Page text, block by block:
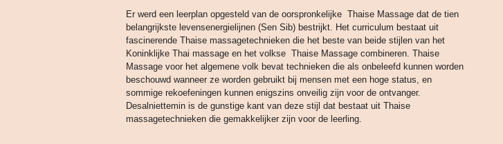
Er werd een leerplan opgesteld van de oorspronkelijke Thaise Massage dat de tien
belangrijkste levensenergielijnen (Sen Sib) bestrijkt. Het curriculum bestaat uit
fascinerende Thaise massagetechnieken die het beste van beide stijlen van het
Koninklijke Thai massage en het volkse Thaise Massage combineren. Thaise
Massage voor het algemene volk bevat technieken die als onbeleefd kunnen worden
beschouwd wanneer ze worden gebruikt bij mensen met een hoge status, en
sommige rekoefeningen kunnen enigszins onveilig zijn voor de ontvanger.
Desalniettemin is de gunstige kant van deze stijl dat bestaat uit Thaise
massagetechnieken die gemakkelijker zijn voor de leerling.